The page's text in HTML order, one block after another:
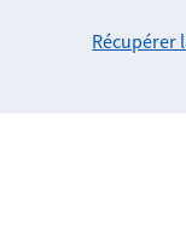
Récupérer